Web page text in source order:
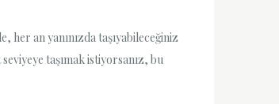
her an yanınızda taşıyabileceğiniz
taşımak istiyorsanız, bu